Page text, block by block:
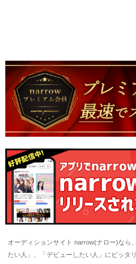
オーディションサイト narrow(ナロー)なら
たい人」、「デビューしたい人」にピッタ